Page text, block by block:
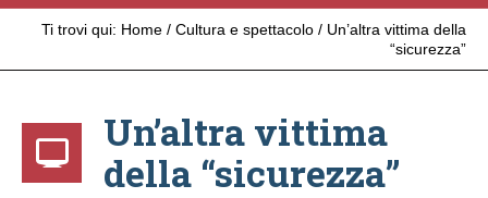
Ti trovi qui: Home / Cultura e spettacolo / Un’altra vittima della
“sicurezza”
Un’altra vittima
della “sicurezza”